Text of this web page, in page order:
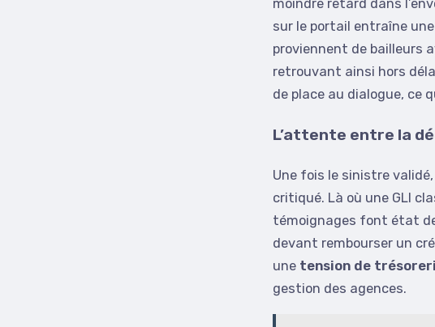
moindre retard dans
sur le portail entraîne
proviennent de bailleurs
retrouvant ainsi hors
de place au dialogue, ce
L’attente entre la
Une fois le sinistre
critiqué. Là où une GLI
témoignages font état
devant rembourser un
une tension de
gestion des agences.